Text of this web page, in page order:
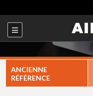
ANCIENNE
RÉFÉRENCE